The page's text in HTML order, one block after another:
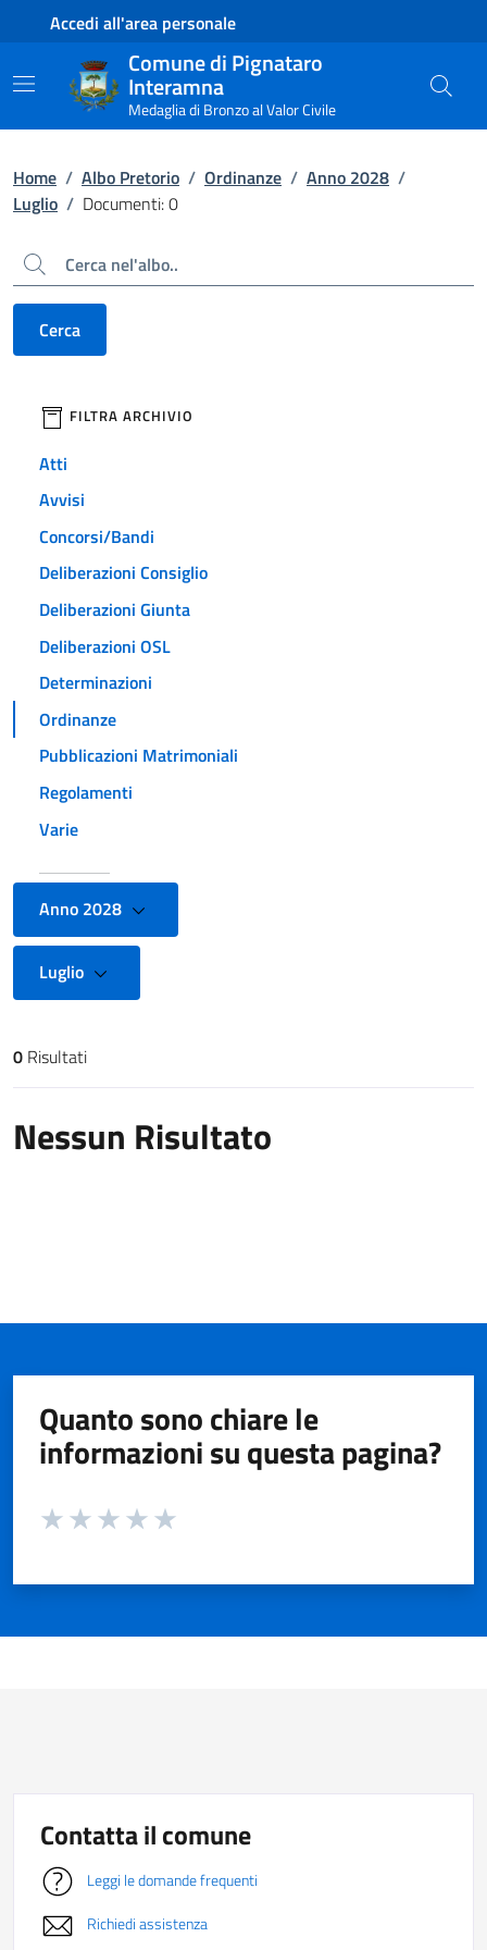
Contenuto principale
Piede di paginaAccedi all'area personale
Comune di Pignataro
Interamna
Medaglia di Bronzo al Valor Civile
Home / Albo Pretorio / Ordinanze / Anno 2028 /
Luglio / Documenti: 0
Cerca
Cerca
filtri da applicare
FILTRA ARCHIVIO
Atti
Avvisi
Concorsi/Bandi
Deliberazioni Consiglio
Deliberazioni Giunta
Deliberazioni OSL
Determinazioni
Ordinanze
Pubblicazioni Matrimoniali
Regolamenti
Varie
Anno 2028
Luglio
Risultati di ricerca
0 Risultati
Nessun Risultato
Quanto sono chiare le
informazioni su questa pagina?
Valuta da 1 a 5 stelle la pagina
Contatta il comune
Leggi le domande frequenti
Richiedi assistenza